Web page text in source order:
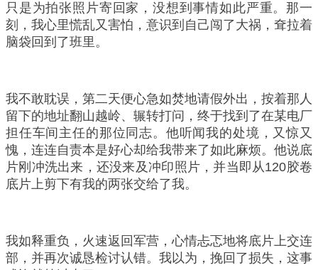
只是为拍张照片寄回家，没想到事情如此严重。那一
刻，我心里慌乱又害怕，意识到自己闯了大祸，耷拉着
脑袋回到了班里。
我不敢耽误，第二天便心急如焚地请假外出，按着那人
留下的地址翻山越岭、辗转打问，终于找到了在某电厂
担任车间主任的那位同志。他听闻我的处境，又惊又
愧，连连自责本是好心却给我带来了如此麻烦。他说底
片刚冲洗出来，还没来及冲印照片，并当即从120胶卷
底片上剪下有我的两张交给了我。
我如释重负，火速返回军营，心情忐忑地将底片上交连
部，并再次诚恳检讨认错。我以为，挽回了损失，这事